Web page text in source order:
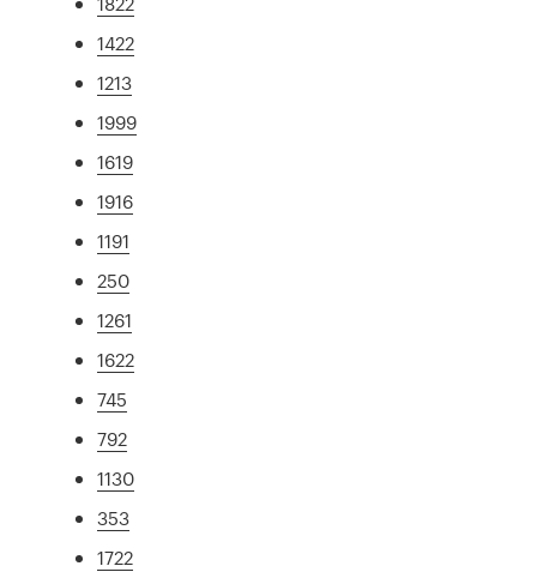
1422
1213
1999
1619
1916
1191
250
1261
1622
745
792
1130
353
1722